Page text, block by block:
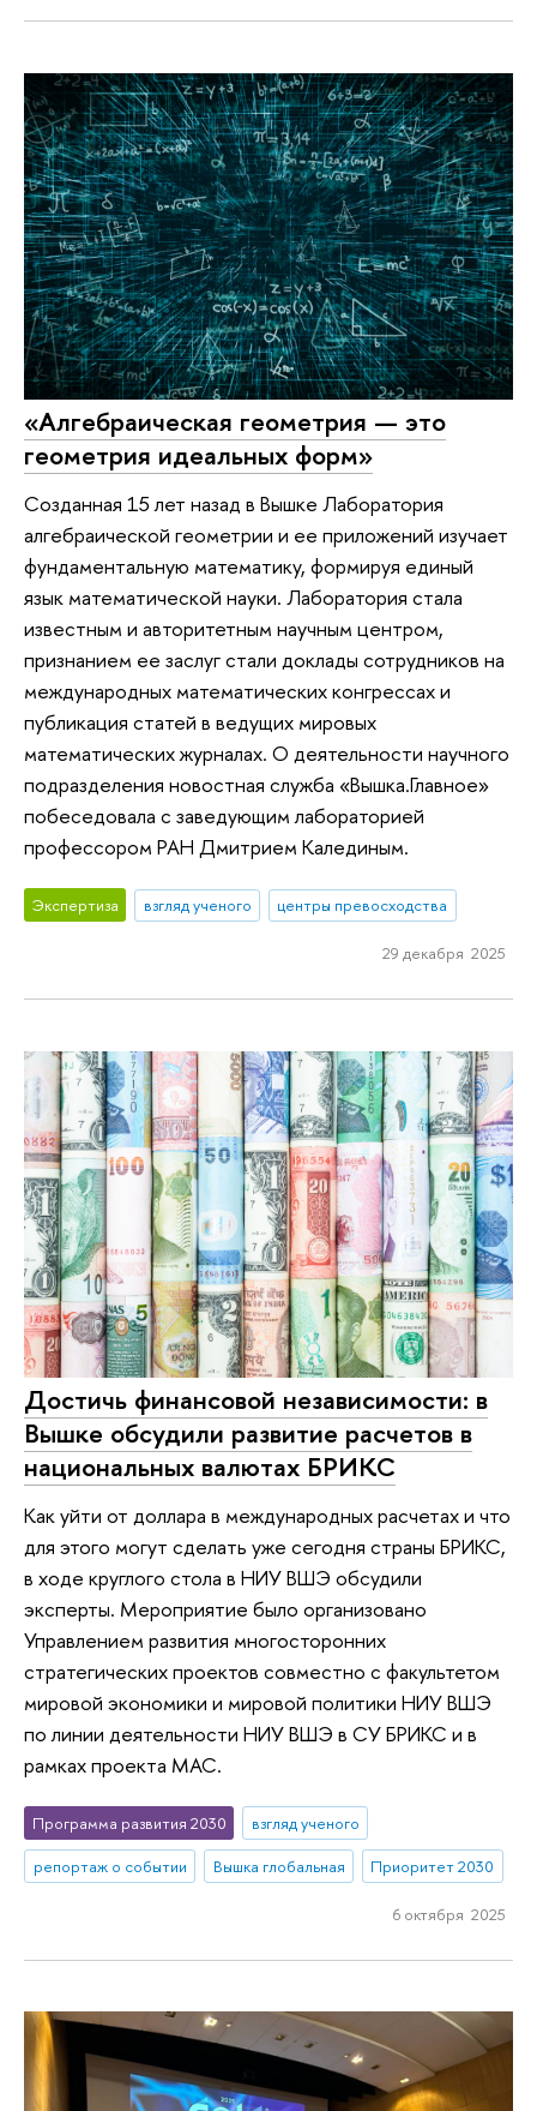
«Алгебраическая геометрия — это
геометрия идеальных форм»
Созданная 15 лет назад в Вышке Лаборатория
алгебраической геометрии и ее приложений изучает
фундаментальную математику, формируя единый
язык математической науки. Лаборатория стала
известным и авторитетным научным центром,
признанием ее заслуг стали доклады сотрудников на
международных математических конгрессах и
публикация статей в ведущих мировых
математических журналах. О деятельности научного
подразделения новостная служба «Вышка.Главное»
побеседовала с заведующим лабораторией
профессором РАН Дмитрием Калединым.
Экспертиза взгляд ученого центры превосходства
29 декабря 2025
Достичь финансовой независимости: в
Вышке обсудили развитие расчетов в
национальных валютах БРИКС
Как уйти от доллара в международных расчетах и что
для этого могут сделать уже сегодня страны БРИКС,
в ходе круглого стола в НИУ ВШЭ обсудили
эксперты. Мероприятие было организовано
Управлением развития многосторонних
стратегических проектов совместно с факультетом
мировой экономики и мировой политики НИУ ВШЭ
по линии деятельности НИУ ВШЭ в СУ БРИКС и в
рамках проекта МАС.
Программа развития 2030
взгляд ученого
репортаж о событии
Вышка глобальная Приоритет 2030
6 октября 2025